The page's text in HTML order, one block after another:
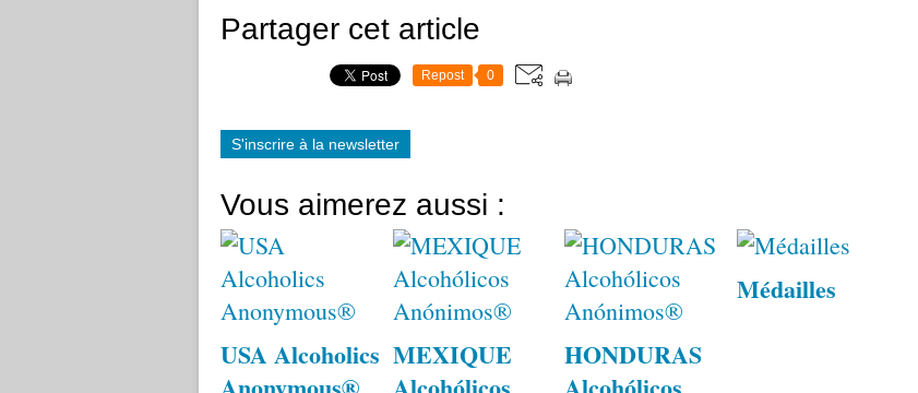
Partager cet article
Repost 0
S'inscrire à la newsletter
Vous aimerez aussi :
USA Alcoholics MEXIQUE
HONDURAS
Médailles